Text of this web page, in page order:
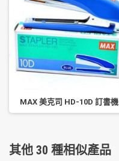
MAX 美克司 HD-10D 訂書機
其他 30 種相似產品